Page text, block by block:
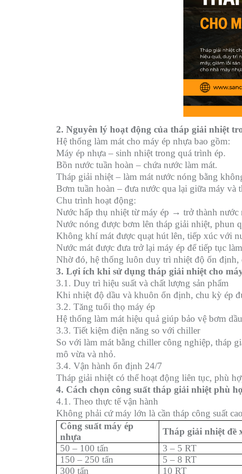
2. Nguyên lý hoạt động của tháp giải nhiệt
Hệ thống làm mát cho máy ép nhựa bao gồm:
Máy ép nhựa – sinh nhiệt trong quá trình ép.
Bồn nước tuần hoàn – chứa nước làm mát.
Tháp giải nhiệt – làm mát nước nóng bằng
Bơm tuần hoàn – đưa nước qua lại giữa máy và
Chu trình hoạt động:
Nước hấp thụ nhiệt từ máy ép → trở thành nước
Nước nóng được bơm lên tháp giải nhiệt, phun
Không khí mát được quạt hút lên, tiếp xúc với
Nước mát được đưa trở lại máy ép để tiếp tục
Nhờ đó, hệ thống luôn duy trì nhiệt độ ổn định,
3. Lợi ích khi sử dụng tháp giải nhiệt cho
3.1. Duy trì hiệu suất và chất lượng sản phẩm
Khi nhiệt độ dầu và khuôn ổn định, chu kỳ ép
3.2. Tăng tuổi thọ máy ép
Hệ thống làm mát hiệu quả giúp bảo vệ bơm
3.3. Tiết kiệm điện năng so với chiller
So với làm mát bằng chiller công nghiệp, tháp
mô vừa và nhỏ.
3.4. Vận hành ổn định 24/7
Tháp giải nhiệt có thể hoạt động liên tục, phù
4. Cách chọn công suất tháp giải nhiệt phù
4.1. Theo thực tế vận hành
Không phải cứ máy lớn là cần tháp công suất
Công suất máy ép
nhựa
Tháp giải nhiệt đề
50 – 100 tấn
3 – 5 RT
150 – 250 tấn
5 – 8 RT
300 tấn
10 RT